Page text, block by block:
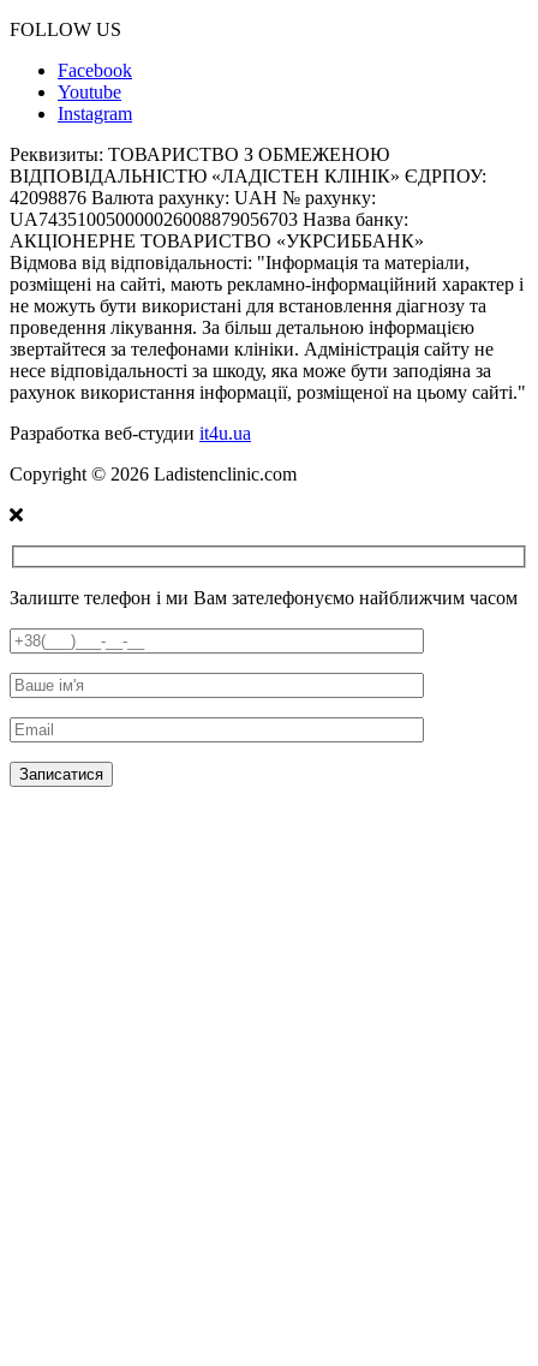
FOLLOW US
Facebook
Youtube
Instagram
Реквизиты: ТОВАРИСТВО З ОБМЕЖЕНОЮ
ВІДПОВІДАЛЬНІСТЮ «ЛАДІСТЕН КЛІНІК» ЄДРПОУ:
42098876 Валюта рахунку: UAH № рахунку:
UA743510050000026008879056703 Назва банку:
АКЦІОНЕРНЕ ТОВАРИСТВО «УКРСИББАНК»
Відмова від відповідальності: "Інформація та матеріали,
розміщені на сайті, мають рекламно-інформаційний характер і
не можуть бути використані для встановлення діагнозу та
проведення лікування. За більш детальною інформацією
звертайтеся за телефонами клініки. Адміністрація сайту не
несе відповідальності за шкоду, яка може бути заподіяна за
рахунок використання інформації, розміщеної на цьому сайті."
Разработка веб-студии it4u.ua
Copyright © 2026 Ladistenclinic.com
Залиште телефон і ми Вам зателефонуємо найближчим часом